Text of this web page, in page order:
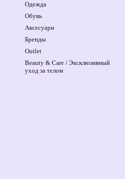
Одежда
Обувь
Аксесуари
Бренды
Outlet
Beauty & Care / Эксклюзивный
уход за телом